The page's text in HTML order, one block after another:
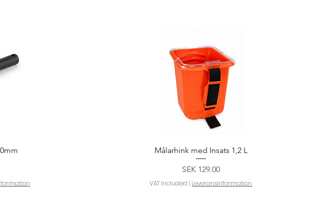
Quick View
Målarhink med Insats 1,2 L
Price
SEK 129.00
VAT Included | Leveransinformation